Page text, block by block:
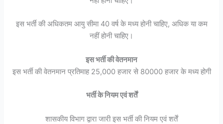
इस भर्ती की अधिकतम आयु सीमा 40 वर्ष के मध्य होनी चाहिए, अधिक या कम
नहीं होनी चाहिए।
इस भर्ती की वेतनमान
इस भर्ती की वेतनमान प्रतिमाह 25,000 हजार से 80000 हजार के मध्य होगी
भर्ती के नियम एवं शर्तें
शासकीय विभाग द्वारा जारी इस भर्ती की नियम एवं शर्तें